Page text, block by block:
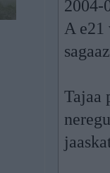
2004-
A e21
Tajaa